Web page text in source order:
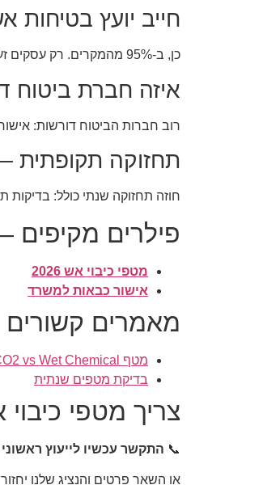
חייב יועץ בטיחות
כן, ב-95% מהמקרים. רק עסקים זעירים יכולים לעצמי. יועץ מקצועי = הצלחה בניסיון ראשון.
איזה חברת ביטוח
רוב חברות הביטוח דורשות: אישור כבאות (טופס 5), בדיקה שנתית (טופס 7),
תחזוקה תקופתית
חוזה תחזוקה שנתי כולל: בדיקות
פילרים
מטפי כיבוי אש 2026
אישור כבאות למשרד
מאמרים קשורים
מטף ABC vs CO2 vs Wet Chemical
בדיקת מטפים שנתית
צריך מטפי
📞 התקשר עכשיו לייעוץ
או השאר פרטים והנציג שלנו